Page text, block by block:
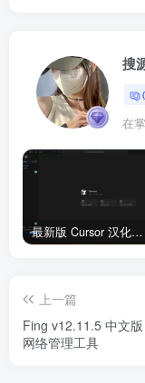
搜
在
最新版 Cursor 汉化设置中文教程（两种简单方法，附中文语言包下载）
上一篇
Fing v12.11.5 中文
网络管理工具